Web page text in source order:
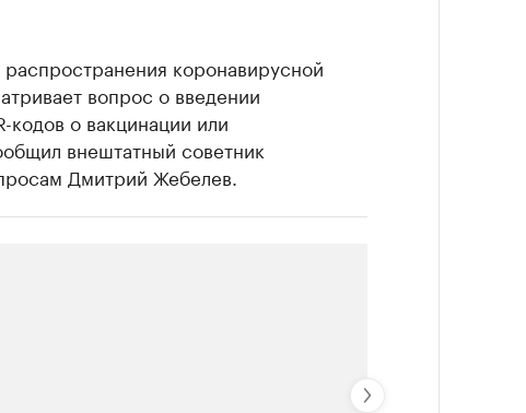
коронавирусной
вопрос о введении
кодов о вакцинации или
внештатный советник
Дмитрий Жебелев.